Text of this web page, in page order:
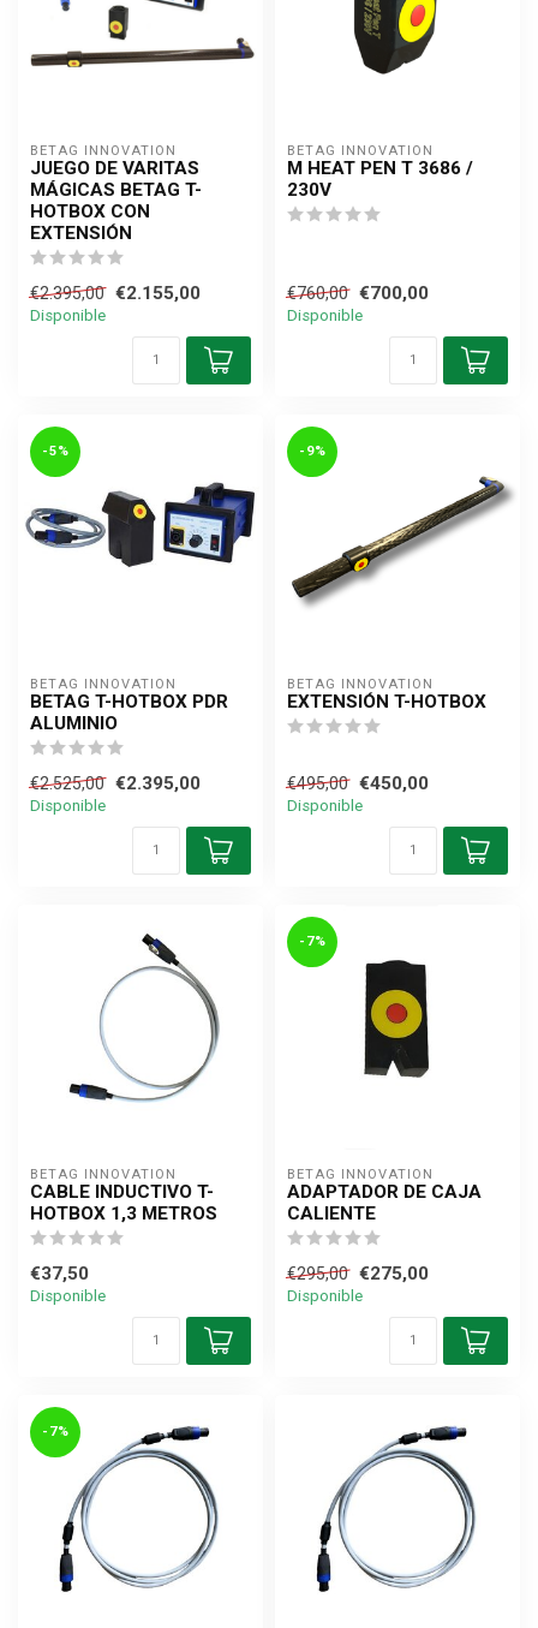
BETAG INNOVATION
JUEGO DE VARITAS
MÁGICAS BETAG T-
HOTBOX CON
EXTENSIÓN
€2.395,00 €2.155,00
Disponible
BETAG INNOVATION
M HEAT PEN T 3686 /
230V
€760,00 €700,00
Disponible
-5%
BETAG INNOVATION
BETAG T-HOTBOX PDR
ALUMINIO
€2.525,00 €2.395,00
Disponible
-9%
BETAG INNOVATION
EXTENSIÓN T-HOTBOX
€495,00 €450,00
Disponible
BETAG INNOVATION
CABLE INDUCTIVO T-
HOTBOX 1,3 METROS
€37,50
Disponible
-7%
BETAG INNOVATION
ADAPTADOR DE CAJA
CALIENTE
€295,00 €275,00
Disponible
-7%